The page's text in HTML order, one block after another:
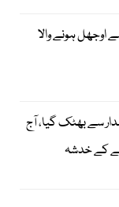
اوجھل ہونے والا
سے بھٹک گیا، آج
کے خدشہ